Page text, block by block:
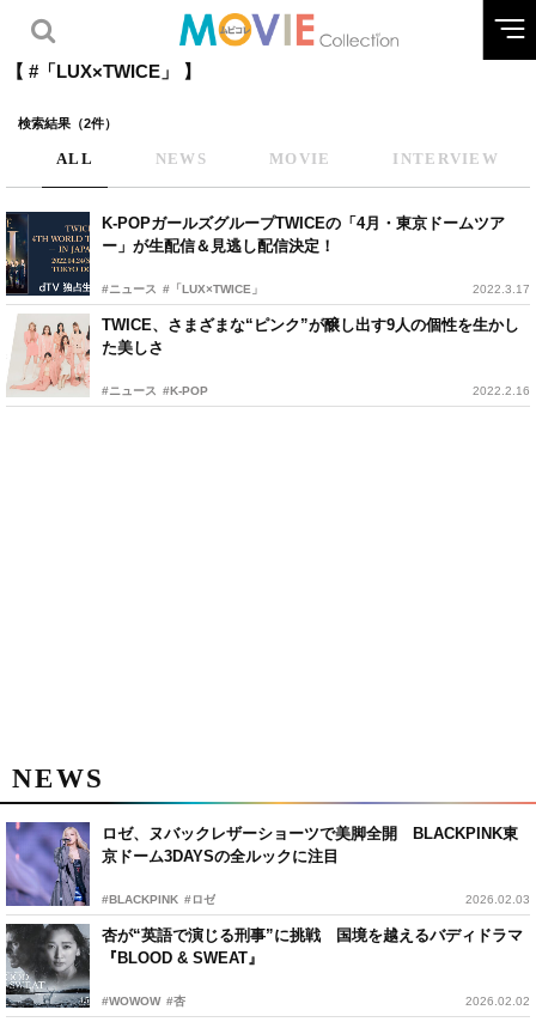
【 #「LUX×TWICE」 】
検索結果（2件）
ALL NEWS MOVIE INTERVIEW
K-POPガールズグループTWICEの「4月・東京ドームツア
ー」が生配信＆見逃し配信決定！
#ニュース #「LUX×TWICE」 2022.3.17
TWICE、さまざまな“ピンク”が醸し出す9人の個性を生かし
た美しさ
#ニュース #K-POP 2022.2.16
NEWS
ロゼ、ヌバックレザーショーツで美脚全開 BLACKPINK東
京ドーム3DAYSの全ルックに注目
#BLACKPINK #ロゼ 2026.02.03
杏が“英語で演じる刑事”に挑戦 国境を越えるバディドラマ
『BLOOD & SWEAT』
#WOWOW #杏 2026.02.02